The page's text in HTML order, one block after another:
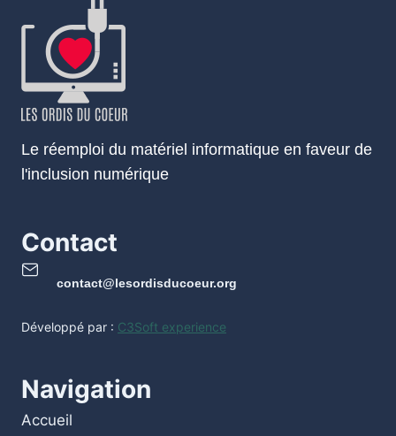
Le réemploi du matériel informatique en faveur de
l'inclusion numérique
Contact
contact@lesordisducoeur.org
Développé par : C3Soft experience
Navigation
Accueil